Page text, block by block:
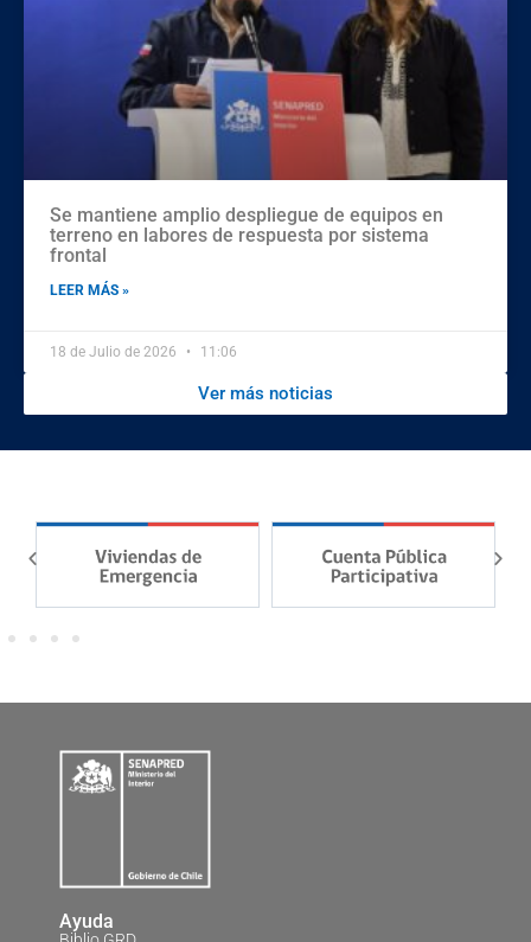
Se mantiene amplio despliegue de equipos en
terreno en labores de respuesta por sistema
frontal
LEER MÁS »
18 de Julio de 2026 11:06
Ver más noticias
Ayuda